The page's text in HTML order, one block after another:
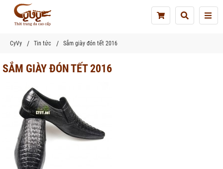
CyVy Tin tức Sắm giày đón tết 2016
SẮM GIÀY ĐÓN TẾT 2016